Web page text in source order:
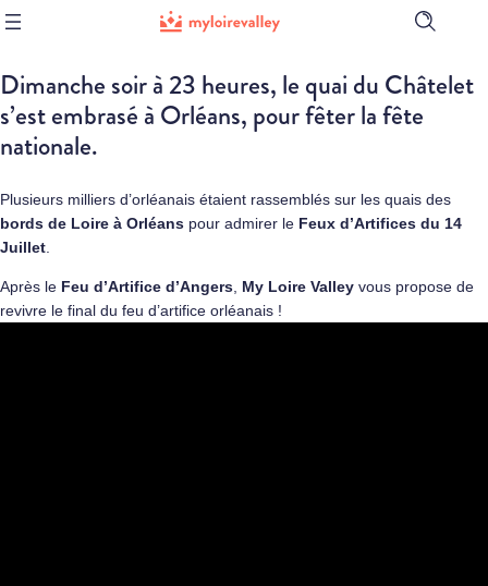
Ouvrir
de
Dimanche soir à 23 heures, le quai du Châtelet
s’est embrasé à Orléans, pour fêter la fête
nationale.
Plusieurs milliers d’orléanais étaient rassemblés sur les quais des
bords de Loire à Orléans pour admirer le Feux d’Artifices du 14
Juillet
Après le Feu d’Artifice d’Angers My Loire Valley vous propose de
revivre le final du feu d’artifice orléanais !